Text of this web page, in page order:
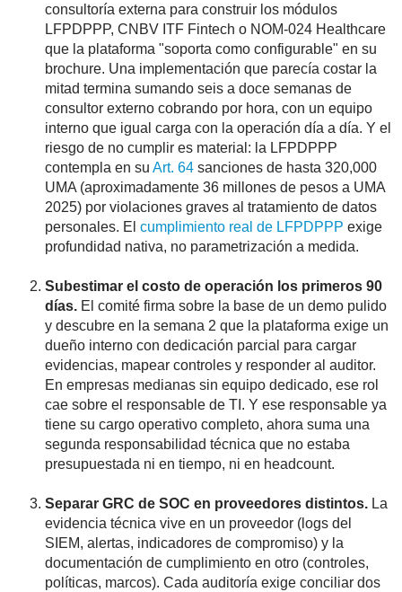
consultoría externa para construir los módulos
LFPDPPP, CNBV ITF Fintech o NOM-024 Healthcare
que la plataforma "soporta como configurable" en su
brochure. Una implementación que parecía costar la
mitad termina sumando seis a doce semanas de
consultor externo cobrando por hora, con un equipo
interno que igual carga con la operación día a día. Y el
riesgo de no cumplir es material: la LFPDPPP
contempla en su Art. 64 sanciones de hasta 320,000
UMA (aproximadamente 36 millones de pesos a UMA
2025) por violaciones graves al tratamiento de datos
personales. El cumplimiento real de LFPDPPP exige
profundidad nativa, no parametrización a medida.
Subestimar el costo de operación los primeros 90
días. El comité firma sobre la base de un demo pulido
y descubre en la semana 2 que la plataforma exige un
dueño interno con dedicación parcial para cargar
evidencias, mapear controles y responder al auditor.
En empresas medianas sin equipo dedicado, ese rol
cae sobre el responsable de TI. Y ese responsable ya
tiene su cargo operativo completo, ahora suma una
segunda responsabilidad técnica que no estaba
presupuestada ni en tiempo, ni en headcount.
Separar GRC de SOC en proveedores distintos. La
evidencia técnica vive en un proveedor (logs del
SIEM, alertas, indicadores de compromiso) y la
documentación de cumplimiento en otro (controles,
políticas, marcos). Cada auditoría exige conciliar dos